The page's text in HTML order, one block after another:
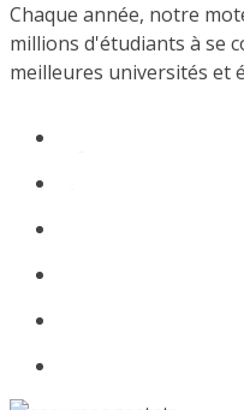
Chaque année, notre
millions d'étudiants à se
meilleures universités et